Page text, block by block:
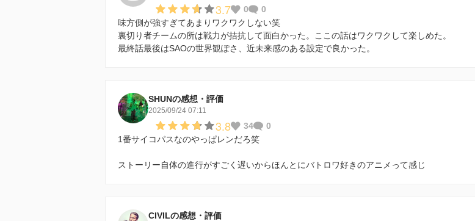
3.7 0
0
味方側が強すぎてあまりワクワクしない笑
裏切り者チームの所は戦力が拮抗して面白かった。ここの話はワクワクして楽しめた。
最終話最後はSAOの世界観ぽさ、近未来感のある設定で良かった。
SHUNの感想・評価
2025/09/24 07:11
3.8 34
0
1番サイコパスなのやっぱレンだろ笑
ストーリー自体の進行がすごく遅いからほんとにバトロワ好きのアニメって感じ
CIVILの感想・評価